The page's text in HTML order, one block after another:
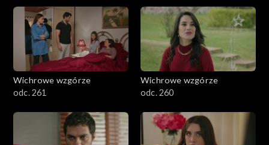
Wichrowe wzgórze
odc. 261
Wichrowe wzgórze
odc. 260